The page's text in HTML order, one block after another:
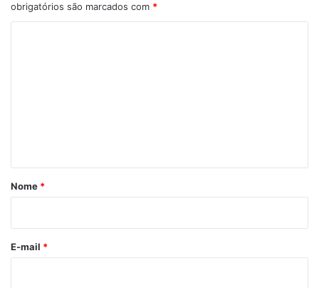
obrigatórios são marcados com *
r
*
Nome *
E-mail *